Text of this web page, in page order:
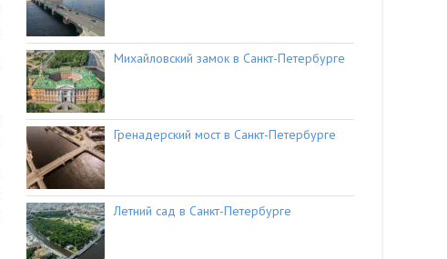
Михайловский замок в Санкт-Петербурге
Гренадерский мост в Санкт-Петербурге
Летний сад в Санкт-Петербурге